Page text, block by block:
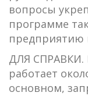
вопросы
программе
предприятию
ДЛЯ СПРАВКИ.
работает
основном,